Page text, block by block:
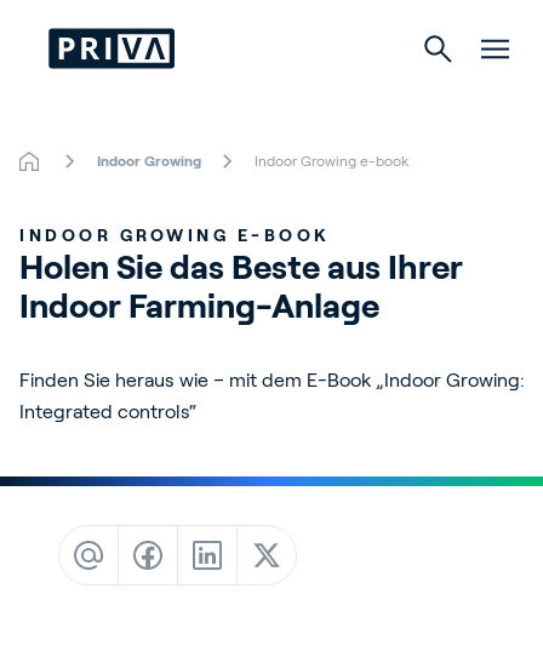
Gebäude
Indoor Growing
Karriere
Blog
Indoor Growing Indoor Growing e-book
INDOOR GROWING E-BOOK
Holen Sie das Beste aus Ihrer
Indoor Farming-Anlage
Finden Sie heraus wie – mit dem E-Book „Indoor Growing:
Integrated controls“